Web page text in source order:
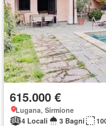
615.000 €
Lugana, Sirmione
4 Locali
3 Bagni